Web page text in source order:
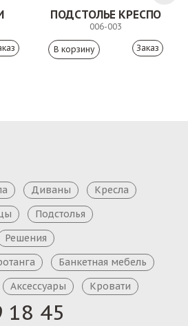
ПОДСТОЛЬЕ КРЕСПО
006-003
Заказ
18 45
Диваны
Кресла
Подстолья
Решения
Банкетная мебель
Аксессуары Кровати